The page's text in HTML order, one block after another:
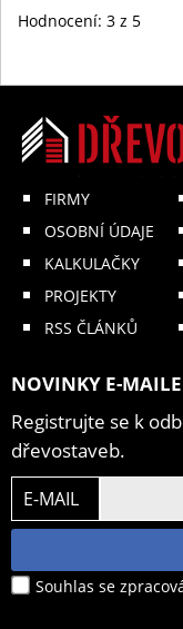
Hodnocení: 3 z 5
FIRMY
OSOBNÍ ÚDAJE
KALKULAČKY
PROJEKTY
RSS ČLÁNKŮ
NOVINKY E-
Registrujte se k
dřevostaveb.
E-MAIL
Souhlas se